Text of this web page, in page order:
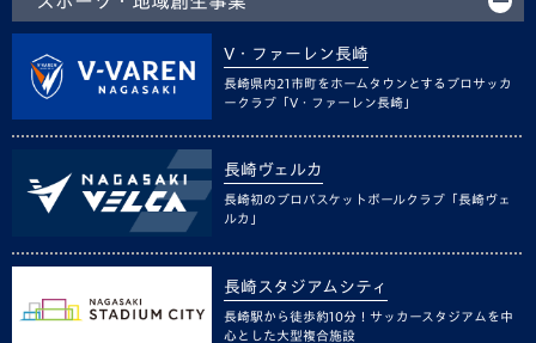
V・ファーレン長崎
長崎県内21市町をホームタウンとするプロサッカ
ークラブ「V・ファーレン長崎」
長崎ヴェルカ
長崎初のプロバスケットボールクラブ「長崎ヴェ
ルカ」
長崎スタジアムシティ
長崎駅から徒歩約10分！サッカースタジアムを中
心とした大型複合施設